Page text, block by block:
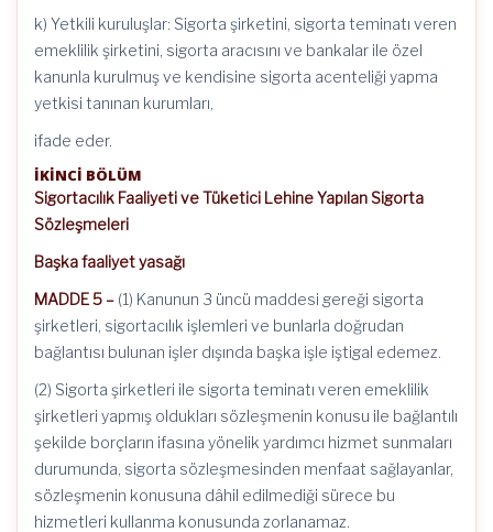
k) Yetkili kuruluşlar: Sigorta şirketini, sigorta teminatı veren
emeklilik şirketini, sigorta aracısını ve bankalar ile özel
kanunla kurulmuş ve kendisine sigorta acenteliği yapma
yetkisi tanınan kurumları,
ifade eder.
İKİNCİ BÖLÜM
Sigortacılık Faaliyeti ve Tüketici Lehine Yapılan Sigorta
Sözleşmeleri
Başka faaliyet yasağı
MADDE 5 – (1) Kanunun 3 üncü maddesi gereği sigorta
şirketleri, sigortacılık işlemleri ve bunlarla doğrudan
bağlantısı bulunan işler dışında başka işle iştigal edemez.
(2) Sigorta şirketleri ile sigorta teminatı veren emeklilik
şirketleri yapmış oldukları sözleşmenin konusu ile bağlantılı
şekilde borçların ifasına yönelik yardımcı hizmet sunmaları
durumunda, sigorta sözleşmesinden menfaat sağlayanlar,
sözleşmenin konusuna dâhil edilmediği sürece bu
hizmetleri kullanma konusunda zorlanamaz.